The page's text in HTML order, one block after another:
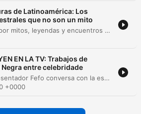
de Latinoamérica: Los
que no son un mito
Un recorrido profundo por mitos, leyendas y encuentros con lo desconocido. Desde la aterradora leyenda de 'la Matki' en Chiapas y los pactos con hombres anfibios en la Sierra de Perijá, hasta relatos históricos de ataques de Tlahuelpuchi en Tlaxcala y criaturas marinas en las costas de España. La conversación explora dimensiones paralelas, la existencia de especies no humanas como sirenas en el Lago Titicaca y teorías sobre el 'hombre gris' y los 'cosmonavegantes'. El episodio analiza cómo la historia, la arqueología y la mitología mexica se entrelazan con la posibilidad de una inteligencia interdimensional que coexiste con la humanidad.
EN LA TV: Trabajos de
entre celebridade
En este episodio, el presentador Fefo conversa con la especialista Jen Akasha sobre los misterios de la brujería, los pactos espirituales y las manifestaciones energéticas. A través de análisis de videos y relatos personales, exploran cómo las energías de baja vibración, como la envidia y los 'egregores', pueden afectar tanto a personas comunes como a celebridades en la industria del espectáculo. La charla profundiza en las consecuencias de los pactos generacionales, el uso de rituales para la protección y teorías sobre el control energético en medios de comunicación. El episodio concluye con relatos sobrenaturales de encuentros con presencias inexplicables y consejos prácticos para mantener una vibración alta y proteger la identidad espiritual.
+0000